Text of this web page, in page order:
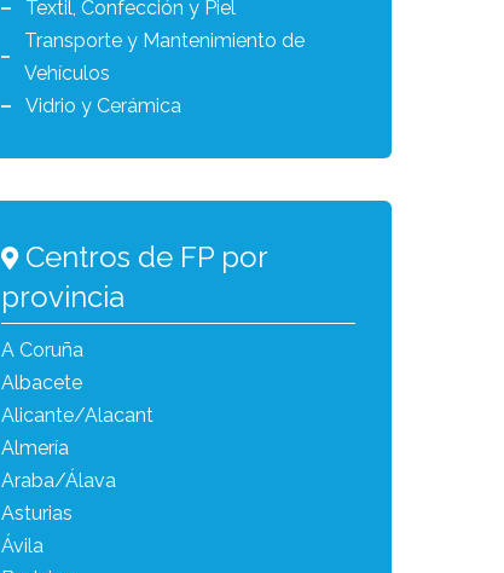
Textil, Confección y Piel
Transporte y Mantenimiento de
Vehículos
Vidrio y Cerámica
Centros de FP por
provincia
A Coruña
Albacete
Alicante/Alacant
Almería
Araba/Álava
Asturias
Ávila